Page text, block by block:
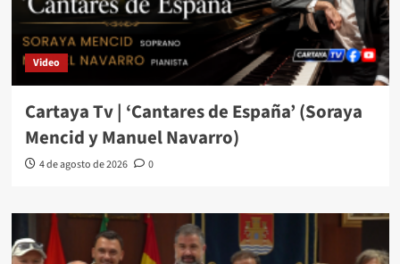
Video
Cartaya Tv | ‘Cantares de España’ (Soraya
Mencid y Manuel Navarro)
4 de agosto de 2026 0